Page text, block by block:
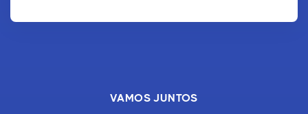
VAMOS JUNTOS